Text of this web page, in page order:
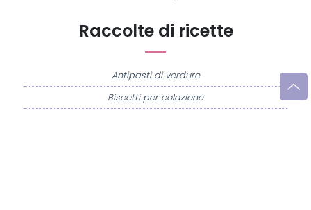
Raccolte di ricette
Antipasti di verdure
Biscotti per colazione